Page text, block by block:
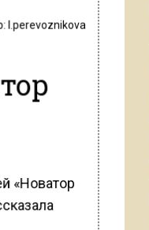
l.perevoznikova
«Новатор